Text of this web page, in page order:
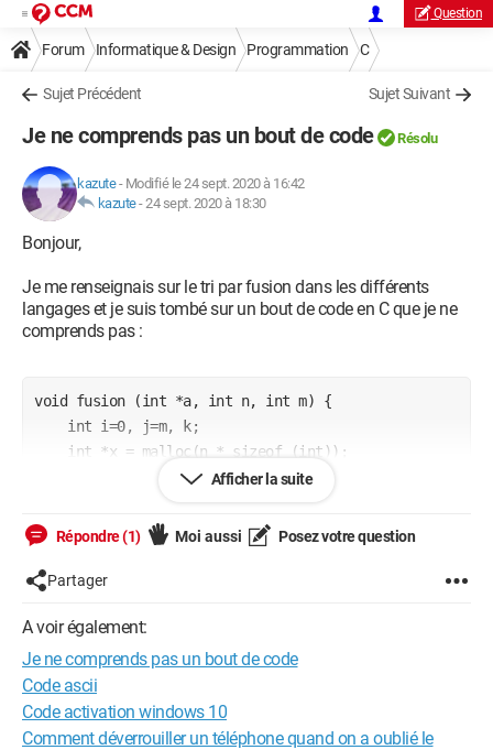
Question
Forum Informatique & Design Programmation C
Sujet Précédent Sujet Suivant
Je ne comprends pas un bout de code Résolu
kazute- Modifié le 24 sept. 2020 à 16:42
kazute-24 sept. 2020 à 18:30
Bonjour,
Je me renseignais sur le tri par fusion dans les différents
langages et je suis tombé sur un bout de code en C que je ne
comprends pas :
void fusion (int *a, int n, int m) {
             : i == m      ? a[j++]
             :               a[i++];
    for (i = 0; i < n; i++) {
        a[i] = x[i];
    }
    free(x);
Afficher la suite
Répondre (1) Moi aussi Posez votre question
Partager
A voir également:
Je ne comprends pas un bout de code
Code ascii
Code activation windows 10
Comment déverrouiller un téléphone quand on a oublié le